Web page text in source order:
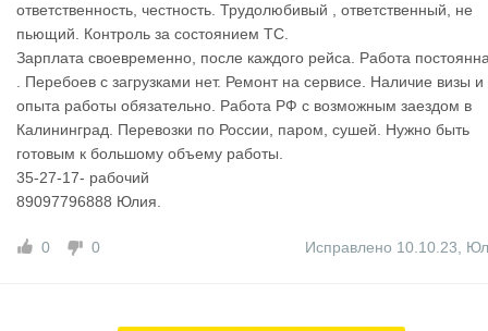
ответственность, честность. Трудолюбивый , ответственный, не
пьющий. Контроль за состоянием ТС.
Зарплата своевременно, после каждого рейса. Работа
. Перебоев с загрузками нет. Ремонт на сервисе. Наличиe визы и
oпытa рaбoты обязатeльнo. Работа РФ с возможным заездом в
Калининград. Перевозки по России, паром, сушей. Нужно быть
готовым к большому объему работы.
35-27-17- рабочий
89097796888 Юлия.
0 0 Исправлено 10.10.23